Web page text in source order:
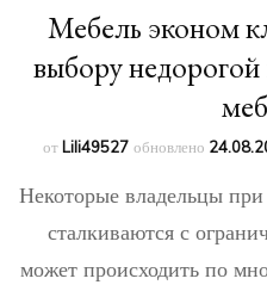
Мебель эконом
выбору
от Lili49527 обновлено
Некоторые владельцы
сталкиваются с
может происходить по